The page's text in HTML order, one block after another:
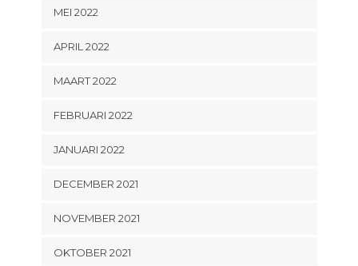
MEI 2022
APRIL 2022
MAART 2022
FEBRUARI 2022
JANUARI 2022
DECEMBER 2021
NOVEMBER 2021
OKTOBER 2021